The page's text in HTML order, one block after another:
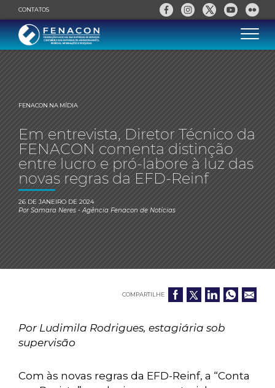
CONTATOS
FENACON NA MÍDIA
Em entrevista, Diretor Técnico da
FENACON comenta distinção
entre lucro e pró-labore à luz das
novas regras da EFD-Reinf
26 DE JANEIRO DE 2024
PorSamara Neres- Agência Fenacon de Notícias
COMPARTILHE
Por Ludimila Rodrigues, estagiária sob
supervisão
Com às novas regras da EFD-Reinf, a “Conta